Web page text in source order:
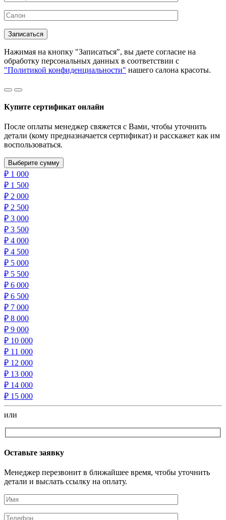
Нажимая на кнопку "Записаться", вы даете согласие на
обработку персональных данных в соответствии с
"Политикой конфиденциальности" нашего салона красоты.
Купите сертификат онлайн
После оплаты менеджер свяжется с Вами, чтобы уточнить
детали (кому предназначается сертификат) и расскажет как им
воспользоваться.
Выберите сумму
₽ 1 000
₽ 1 500
₽ 2 000
₽ 2 500
₽ 3 000
₽ 3 500
₽ 4 000
₽ 4 500
₽ 5 000
₽ 5 500
₽ 6 000
₽ 6 500
₽ 7 000
₽ 8 000
₽ 9 000
₽ 10 000
₽ 11 000
₽ 12 000
₽ 13 000
₽ 14 000
₽ 15 000
или
Оставьте заявку
Менеджер перезвонит в ближайшее время, чтобы уточнить
детали и выслать ссылку на оплату.